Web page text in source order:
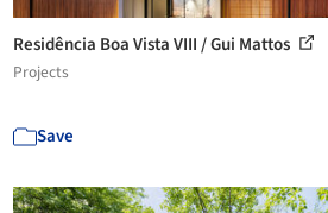
Residência Boa Vista VIII / Gui Mattos
Projects
Save